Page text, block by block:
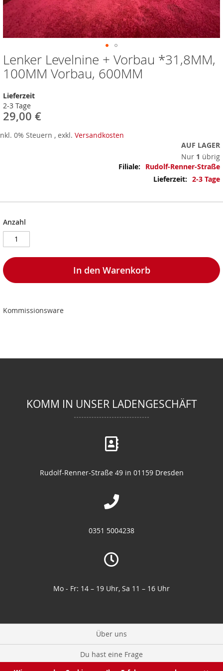
Lenker Levelnine + Vorbau *31,8MM,
100MM Vorbau, 600MM
Lieferzeit
2-3 Tage
29,00 €
0% Steuern , exkl. Versandkosten
AUF LAGER
Nur 1 übrig
Mehr
Informationen
Rudolf-Renner-Straße
2-3 Tage
Anzahl
In den Warenkorb
Kommissionsware
Zum
Anfang
der
springen
KOMM IN UNSER LADENGESCHÄFT
Rudolf-Renner-Straße 49 in 01159 Dresden
0351 5004238
Mo - Fr: 14 – 19 Uhr, Sa 11 – 16 Uhr
Über uns
Du hast eine Frage